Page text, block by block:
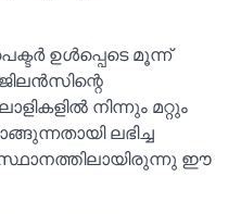
ഉള്‍പ്പെടെ മൂന്ന്
നിന്നും മറ്റും
ലഭിച്ച
ഈ